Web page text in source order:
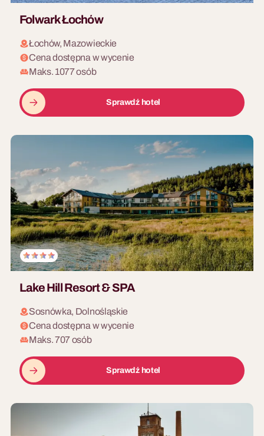
Folwark Łochów
Łochów, Mazowieckie
Cena dostępna w wycenie
Maks. 1077 osób
Sprawdź hotel
Lake Hill Resort & SPA
Sosnówka, Dolnośląskie
Cena dostępna w wycenie
Maks. 707 osób
Sprawdź hotel